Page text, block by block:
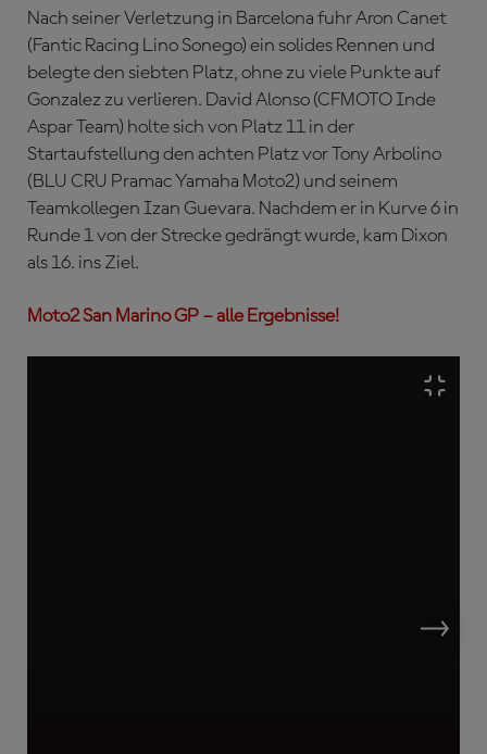
Nach seiner Verletzung in Barcelona fuhr Aron Canet
(Fantic Racing Lino Sonego) ein solides Rennen und
belegte den siebten Platz, ohne zu viele Punkte auf
Gonzalez zu verlieren. David Alonso (CFMOTO Inde
Aspar Team) holte sich von Platz 11 in der
Startaufstellung den achten Platz vor Tony Arbolino
(BLU CRU Pramac Yamaha Moto2) und seinem
Teamkollegen Izan Guevara. Nachdem er in Kurve 6 in
Runde 1 von der Strecke gedrängt wurde, kam Dixon
als 16. ins Ziel.
Moto2 San Marino GP – alle Ergebnisse!